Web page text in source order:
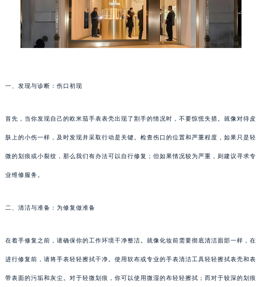
一、发现与诊断：伤口初现
首先，当你发现自己的欧米茄手表表壳出现了割手的情况时，不要惊慌失措。就像对待皮
肤上的小伤一样，及时发现并采取行动是关键。检查伤口的位置和严重程度，如果只是轻
微的划痕或小裂纹，那么我们有办法可以自行修复；但如果情况较为严重，则建议寻求专
业维修服务。
二、清洁与准备：为修复做准备
在着手修复之前，请确保你的工作环境干净整洁。就像化妆前需要彻底清洁面部一样，在
进行修复前，请将手表轻轻擦拭干净。使用软布或专业的手表清洁工具轻轻擦拭表壳和表
带表面的污垢和灰尘。对于轻微划痕，你可以使用微湿的布轻轻擦拭；而对于较深的划痕